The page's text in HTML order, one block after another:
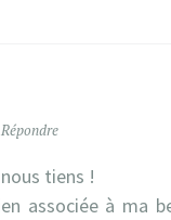
Répondre
tiens !
associée à ma